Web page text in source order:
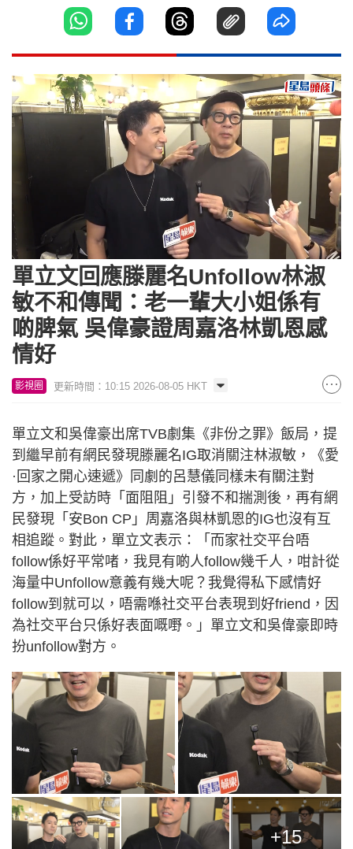
Unmute Loaded
8.40%
單立文回應滕麗名Unfollow林淑
敏不和傳聞：老一輩大小姐係有
啲脾氣 吳偉豪證周嘉洛林凱恩感
情好
影視圈 更新時間：10:15 2026-08-05 HKT
單立文和吳偉豪出席TVB劇集《非份之罪》飯局，提
到繼早前有網民發現滕麗名IG取消關注林淑敏，《愛
·回家之開心速遞》同劇的呂慧儀同樣未有關注對
方，加上受訪時「面阻阻」引發不和揣測後，再有網
民發現「安Bon CP」周嘉洛與林凱恩的IG也沒有互
相追蹤。對此，單立文表示：「而家社交平台唔
follow係好平常啫，我見有啲人follow幾千人，咁計從
海量中Unfollow意義有幾大呢？我覺得私下感情好
follow到就可以，唔需喺社交平台表現到好friend，因
為社交平台只係好表面嘅嘢。」單立文和吳偉豪即時
扮unfollow對方。
+15